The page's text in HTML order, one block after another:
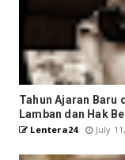
Tahun Ajaran Baru
Lamban dan Hak
Lentera24 July